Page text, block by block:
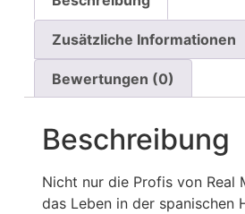
Zusätzliche Informationen
Bewertungen (0)
Beschreibung
Nicht nur die Profis von Real
das Leben in der spanischen